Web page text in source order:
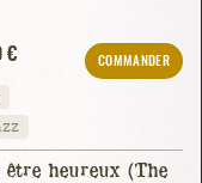
€
COMMANDER
heureux (The